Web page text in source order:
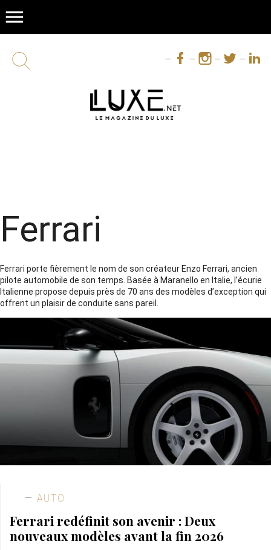
menu
Ferrari
Ferrari porte fièrement le nom de son créateur Enzo Ferrari, ancien
pilote automobile de son temps. Basée à Maranello en Italie, l’écurie
Italienne propose depuis près de 70 ans des modèles d’exception qui
offrent un plaisir de conduite sans pareil.
AUTO
Ferrari redéfinit son avenir : Deux
nouveaux modèles avant la fin 2026